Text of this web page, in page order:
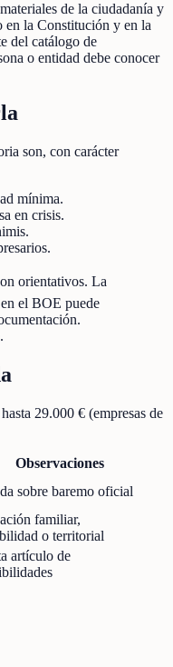
de la ciudadanía y
en la Constitución y en la
del catálogo de
o entidad debe conocer
son, con carácter
mínima.
en crisis.
orientativos. La
el BOE puede
29.000 € (empresas de
Observaciones
sobre baremo oficial
familiar,
o territorial
artículo de